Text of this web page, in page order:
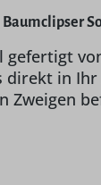
in
Zweigen